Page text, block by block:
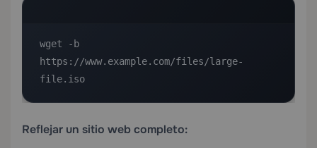
wget -b
https://www.example.com/files/large-
file.iso
Reflejar un sitio web completo: